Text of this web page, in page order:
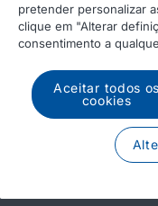
©
Declaração de
DAF e
A PACCAR COMPANY
DRIVEN BY QUALITY
pretender personalizar
clique em "Alterar
consentimento a
Aceitar todos os
cookies